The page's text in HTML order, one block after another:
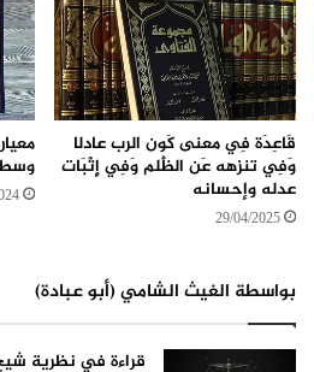
قَاعِدَة فِي معنى كَون الرب عادلا
وَفِي تنزهه عَن الظُّلم وَفِي إِثْبَات
عدله وإحسانه
29/04/2025
بواسطة الغيث الشامي (أبو عبادة)
قراءة في نظرية